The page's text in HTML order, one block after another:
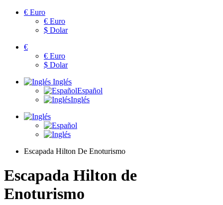
€ Euro
€ Euro
$ Dolar
€
€ Euro
$ Dolar
Inglés
Español
Inglés
Escapada Hilton De Enoturismo
Escapada Hilton de
Enoturismo